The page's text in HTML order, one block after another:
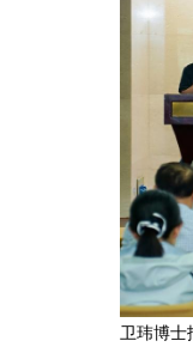
卫玮博士